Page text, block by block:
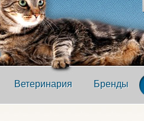
Ветеринария Бренды